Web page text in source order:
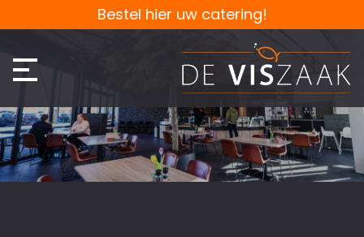
Bestel hier uw catering!